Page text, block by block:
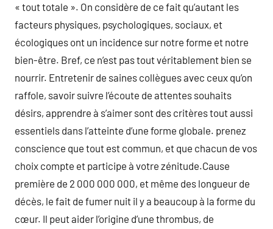
« tout totale ». On considère de ce fait qu’autant les
facteurs physiques, psychologiques, sociaux, et
écologiques ont un incidence sur notre forme et notre
bien-être. Bref, ce n’est pas tout véritablement bien se
nourrir. Entretenir de saines collègues avec ceux qu’on
raffole, savoir suivre l’écoute de attentes souhaits
désirs, apprendre à s’aimer sont des critères tout aussi
essentiels dans l’atteinte d’une forme globale. prenez
conscience que tout est commun, et que chacun de vos
choix compte et participe à votre zénitude.Cause
première de 2 000 000 000, et même des longueur de
décès, le fait de fumer nuit il y a beaucoup à la forme du
cœur. Il peut aider l’origine d’une thrombus, de